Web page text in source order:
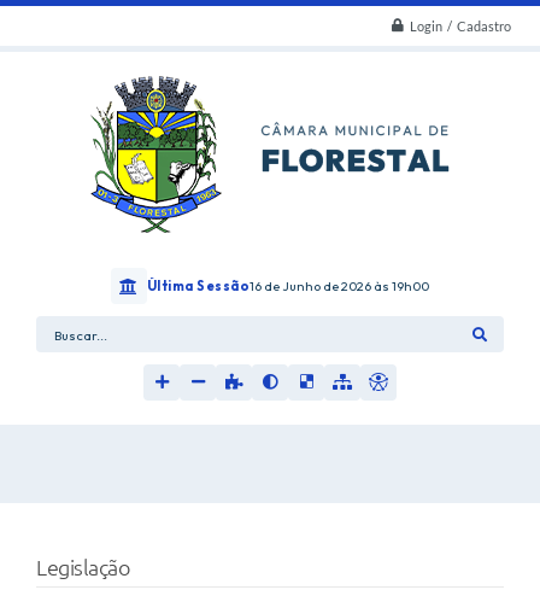
Login / Cadastro
Buscar...
Última Sessão16 de Junho de 2026 19h00
Legislação